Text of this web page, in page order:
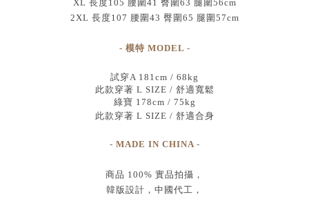
XL 長度105 腰圍41 臀圍63 腿圍56cm
2XL 長度107 腰圍43 臀圍65 腿圍57cm
- 模特 MODEL -
試穿A 181cm / 68kg
此款穿著 L SIZE / 舒適寬鬆
綠寶 178cm / 75kg
此款穿著 L SIZE / 舒適合身
- MADE IN CHINA -
商品 100% 實品拍攝 ，
韓版設計，中國代工 ，